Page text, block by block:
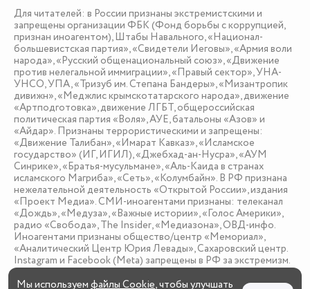
Для читателей: в России признаны экстремистскими и
запрещены организации ФБК (Фонд борьбы с коррупцией,
признан иноагентом), Штабы Навального, «Национал-
большевистская партия», «Свидетели Иеговы», «Армия воли
народа», «Русский общенациональный союз», «Движение
против нелегальной иммиграции», «Правый сектор», УНА-
УНСО, УПА, «Тризуб им. Степана Бандеры», «Мизантропик
дивижн», «Меджлис крымскотатарского народа», движение
«Артподготовка», движение ЛГБТ, общероссийская
политическая партия «Воля», АУЕ, батальоны «Азов» и
«Айдар». Признаны террористическими и запрещены:
«Движение Талибан», «Имарат Кавказ», «Исламское
государство» (ИГ, ИГИЛ), «Джебхад-ан-Нусра», «АУМ
Синрике», «Братья-мусульмане», «Аль-Каида в странах
исламского Магриба», «Сеть», «Колумбайн». В РФ признана
нежелательной деятельность «Открытой России», издания
«Проект Медиа». СМИ-иноагентами признаны: телеканал
«Дождь», «Медуза», «Важные истории», «Голос Америки»,
радио «Свобода», The Insider, «Медиазона», ОВД-инфо.
Иноагентами признаны общество/центр «Мемориал»,
«Аналитический Центр Юрия Левады», Сахаровский центр.
Instagram и Facebook (Metа) запрещены в РФ за экстремизм.
Мы используемфайлы Cookie, чтобы улучшать